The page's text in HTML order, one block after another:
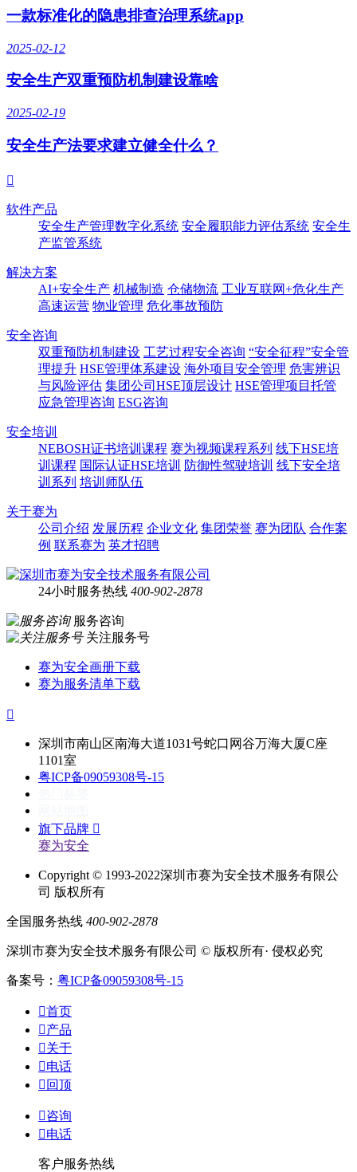
一款标准化的隐患排查治理系统app
2025-02-12
安全生产双重预防机制建设靠啥
2025-02-19
安全生产法要求建立健全什么？

软件产品
安全生产管理数字化系统 安全履职能力评估系统 安全生
产监管系统
解决方案
AI+安全生产 机械制造 仓储物流 工业互联网+危化生产
高速运营 物业管理 危化事故预防
安全咨询
双重预防机制建设 工艺过程安全咨询 “安全征程”安全管
理提升 HSE管理体系建设 海外项目安全管理 危害辨识
与风险评估 集团公司HSE顶层设计 HSE管理项目托管
应急管理咨询 ESG咨询
安全培训
NEBOSH证书培训课程 赛为视频课程系列 线下HSE培
训课程 国际认证HSE培训 防御性驾驶培训 线下安全培
训系列 培训师队伍
关于赛为
公司介绍 发展历程 企业文化 集团荣誉 赛为团队 合作案
例 联系赛为 英才招聘
24小时服务热线 400-902-2878
服务咨询
关注服务号
赛为安全画册下载
赛为服务清单下载

深圳市南山区南海大道1031号蛇口网谷万海大厦C座
1101室
粤ICP备09059308号-15
旗下品牌 
赛为安全
Copyright © 1993-2022深圳市赛为安全技术服务有限公
司 版权所有
全国服务热线 400-902-2878
深圳市赛为安全技术服务有限公司 © 版权所有· 侵权必究
备案号： 粤ICP备09059308号-15
首页
产品
关于
电话
 回顶
咨询
电话
客户服务热线